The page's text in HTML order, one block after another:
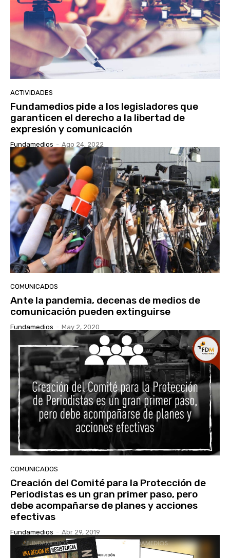
ACTIVIDADES
Fundamedios pide a los legisladores que
garanticen el derecho a la libertad de
expresión y comunicación
Fundamedios - Ago 24, 2022
COMUNICADOS
Ante la pandemia, decenas de medios de
comunicación pueden extinguirse
Fundamedios - May 2, 2020
COMUNICADOS
Creación del Comité para la Protección de
Periodistas es un gran primer paso, pero
debe acompañarse de planes y acciones
efectivas
Fundamedios - Abr 29, 2019